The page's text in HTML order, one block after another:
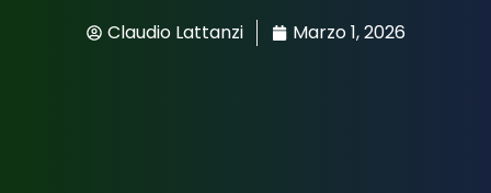
Claudio Lattanzi Marzo 1, 2026